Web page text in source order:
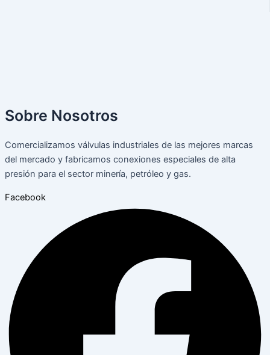
Sobre Nosotros
Comercializamos válvulas industriales de las mejores marcas
del mercado y fabricamos conexiones especiales de alta
presión para el sector minería, petróleo y gas.
Facebook